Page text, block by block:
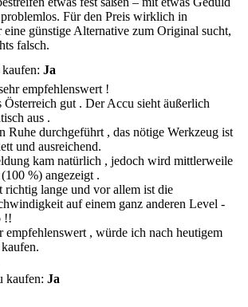
Für den Preis wirklich in
günstige Alternative zum Original sucht,
falsch.
Ja
empfehlenswert !
Österreich gut . Der Accu sieht äußerlich
aus .
Ruhe durchgeführt , das nötige Werkzeug ist
und ausreichend.
kam natürlich , jedoch wird mittlerweile
%) angezeigt .
richtig lange und vor allem ist die
auf einem ganz anderen Level -
!!
empfehlenswert , würde ich nach heutigem
kaufen: Ja